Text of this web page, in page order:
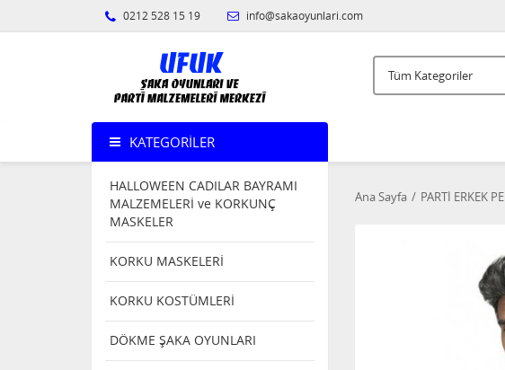
0212 528 15 19 info@sakaoyunlari.com
KATEGORILER
HALLOWEEN CADILAR BAYRAMI
MALZEMELERİ ve KORKUNÇ
MASKELER
KORKU MASKELERİ
KORKU KOSTÜMLERİ
DÖKME ŞAKA OYUNLARI
Ana Sayfa PARTİ ERKEK